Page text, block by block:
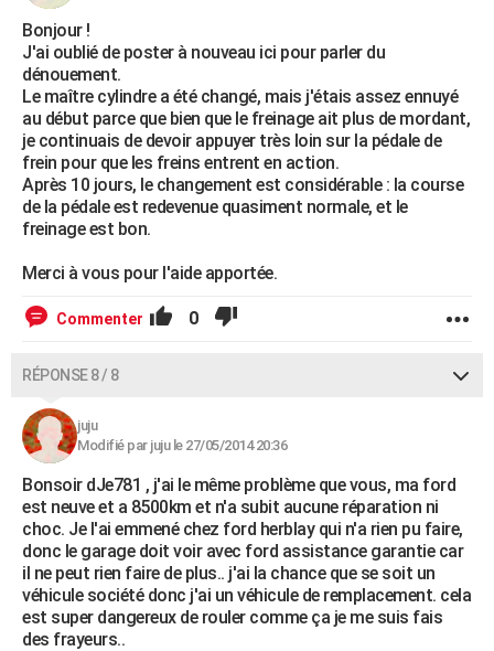
Bonjour !
J'ai oublié de poster à nouveau ici pour parler du
dénouement.
Le maître cylindre a été changé, mais j'étais assez ennuyé
au début parce que bien que le freinage ait plus de mordant,
je continuais de devoir appuyer très loin sur la pédale de
frein pour que les freins entrent en action.
Après 10 jours, le changement est considérable : la course
de la pédale est redevenue quasiment normale, et le
freinage est bon.
Merci à vous pour l'aide apportée.
Commenter 0
RÉPONSE 8 / 8
juju
Modifié par juju le 27/05/2014 20:36
Bonsoir dJe781 , j'ai le même problème que vous, ma ford
est neuve et a 8500km et n'a subit aucune réparation ni
choc. Je l'ai emmené chez ford herblay qui n'a rien pu faire,
donc le garage doit voir avec ford assistance garantie car
il ne peut rien faire de plus.. j'ai la chance que se soit un
véhicule société donc j'ai un véhicule de remplacement. cela
est super dangereux de rouler comme ça je me suis fais
des frayeurs..